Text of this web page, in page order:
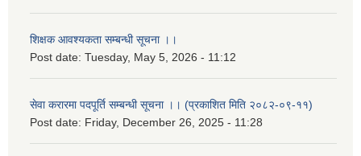
शिक्षक आवश्यकता सम्बन्धी सूचना ।।
Post date: Tuesday, May 5, 2026 - 11:12
सेवा करारमा पदपूर्ति सम्बन्धी सूचना ।। (प्रकाशित मिति २०८२-०९-११)
Post date: Friday, December 26, 2025 - 11:28